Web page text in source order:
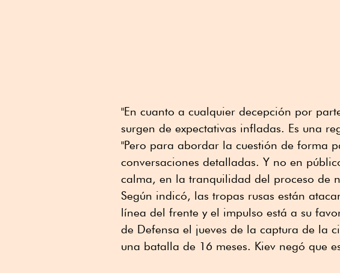
"En cuanto a cualquier decepción por
surgen de expectativas infladas. Es una
"Pero para abordar la cuestión de forma
conversaciones detalladas. Y no en
calma, en la tranquilidad del proceso de
Según indicó, las tropas rusas están
línea del frente y el impulso está a su
de Defensa el jueves de la captura de la
una batalla de 16 meses. Kiev negó que